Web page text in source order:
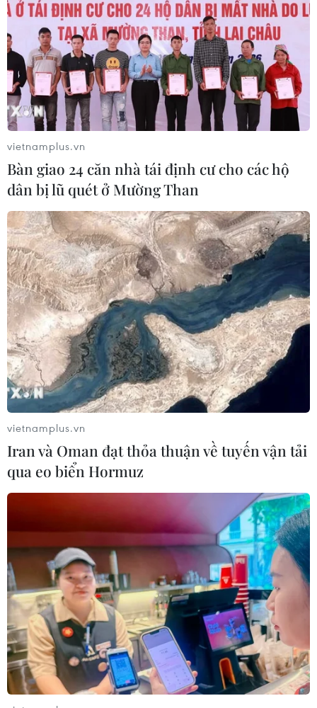
vietnamplus.vn
Bàn giao 24 căn nhà tái định cư cho các hộ
dân bị lũ quét ở Mường Than
vietnamplus.vn
Iran và Oman đạt thỏa thuận về tuyến vận tải
qua eo biển Hormuz